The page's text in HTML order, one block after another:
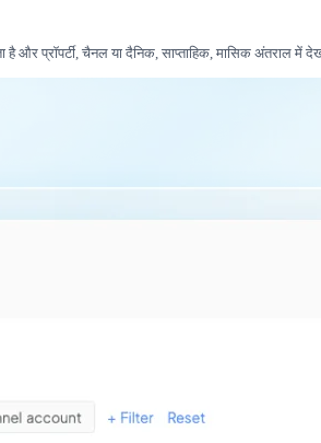
प्रॉपर्टी, चैनल या दैनिक, साप्ताहिक, मासिक अंतराल में